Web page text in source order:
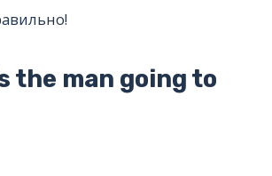
the man going to